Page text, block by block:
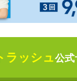
ラッシュ公式